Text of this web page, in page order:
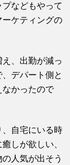
などもやって
ケティングの
、出勤が減っ
デパート側と
なかったので
、自宅にいる時
しが欲しい、
人気が出そう